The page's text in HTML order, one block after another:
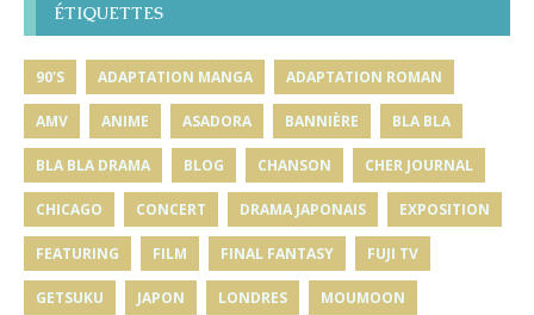
ÉTIQUETTES
90'S ADAPTATION MANGA ADAPTATION ROMAN
AMV ANIME ASADORA BANNIÈRE BLA BLA
BLA BLA DRAMA BLOG CHANSON CHER JOURNAL
CHICAGO CONCERT DRAMA JAPONAIS EXPOSITION
FEATURING FILM FINAL FANTASY FUJI TV
GETSUKU JAPON LONDRES MOUMOON